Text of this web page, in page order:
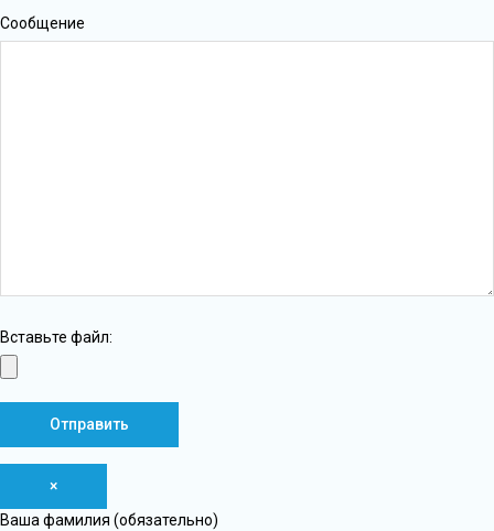
Сообщение
Вставьте файл:
×
Ваша фамилия (обязательно)